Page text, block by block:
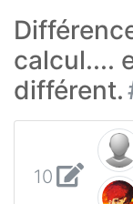
calcul....
différent.
10